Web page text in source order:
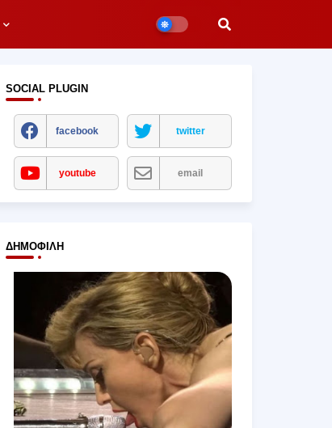
SOCIAL PLUGIN
facebook twitter
youtube email
ΔΗΜΟΦΙΛΉ